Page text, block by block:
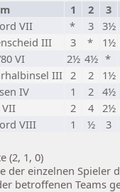
1 2 3
VII * 3 3½
III 3 * 1½
VI 2½ 4½ *
III 2 2 1½
IV 1 2 4½
VII 2 4 2½
VIII 1 ½ 3
(2, 1, 0)
der einzelnen Spieler
betroffenen Teams